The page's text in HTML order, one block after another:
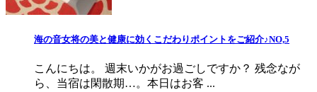
海の音女将の美と健康に効くこだわりポイントをご紹介♪NO,5
こんにちは。 週末いかがお過ごしですか？ 残念なが
ら、当宿は閑散期…。本日はお客 ...